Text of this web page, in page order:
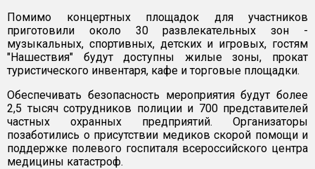
Помимо концертных площадок для участников
приготовили около 30 развлекательных зон -
музыкальных, спортивных, детских и игровых, гостям
"Нашествия" будут доступны жилые зоны, прокат
туристического инвентаря, кафе и торговые площадки.
Обеспечивать безопасность мероприятия будут более
2,5 тысяч сотрудников полиции и 700 представителей
частных охранных предприятий. Организаторы
позаботились о присутствии медиков скорой помощи и
поддержке полевого госпиталя всероссийского центра
медицины катастроф.